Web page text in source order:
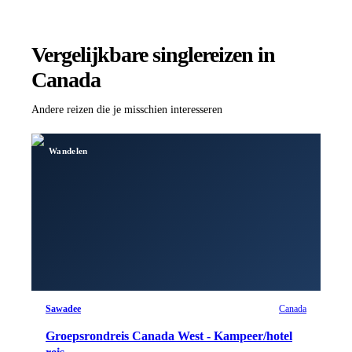
Vergelijkbare singlereizen in
Canada
Andere reizen die je misschien interesseren
Wandelen
Sawadee Canada
Groepsrondreis Canada West - Kampeer/hotel